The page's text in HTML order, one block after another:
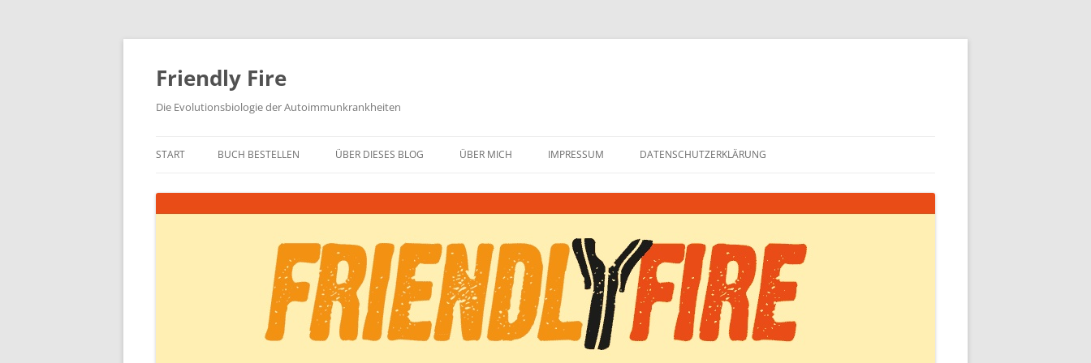
Zum
springen
Friendly Fire
Die Evolutionsbiologie der Autoimmunkrankheiten
START BUCH BESTELLEN ÜBER DIESES BLOG ÜBER MICH IMPRESSUM DATENSCHUTZERKLÄRUNG